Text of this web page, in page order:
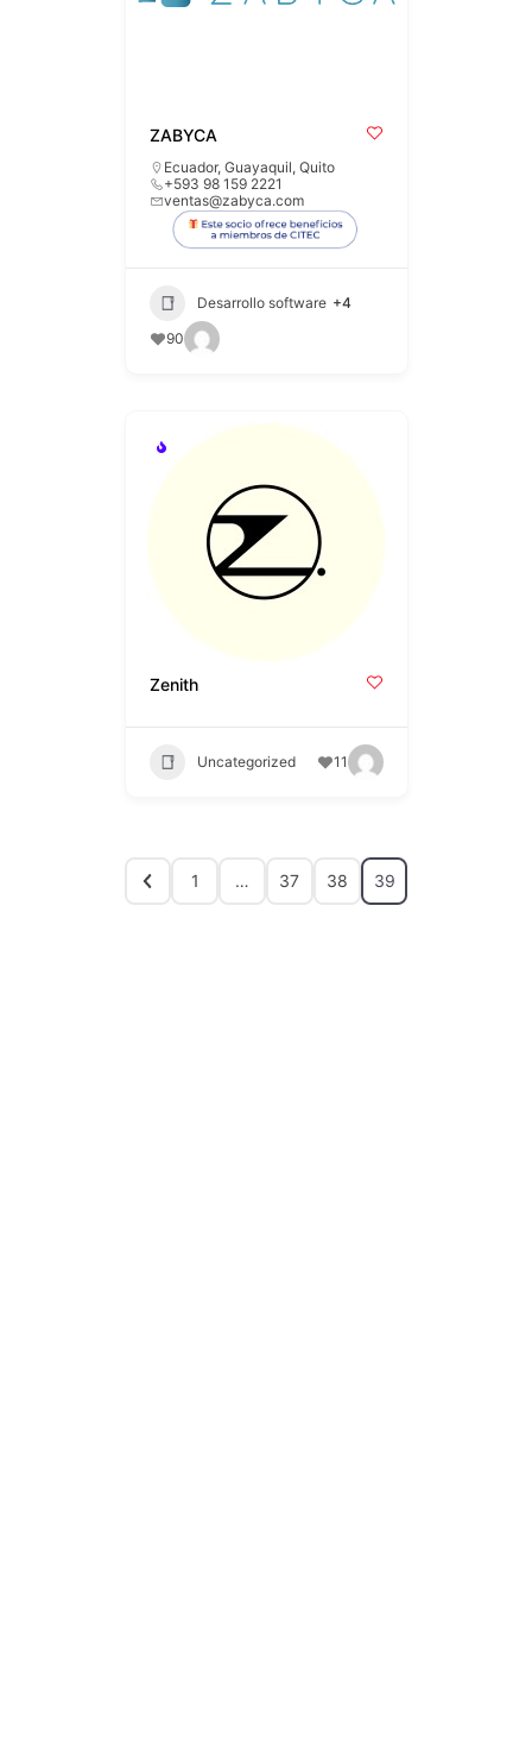
ZABYCA
Ecuador, Guayaquil, Quito
+593 98 159 2221
ventas@zabyca.com
Desarrollo software +4
90
Zenith
Uncategorized 11
1 … 37 38 39